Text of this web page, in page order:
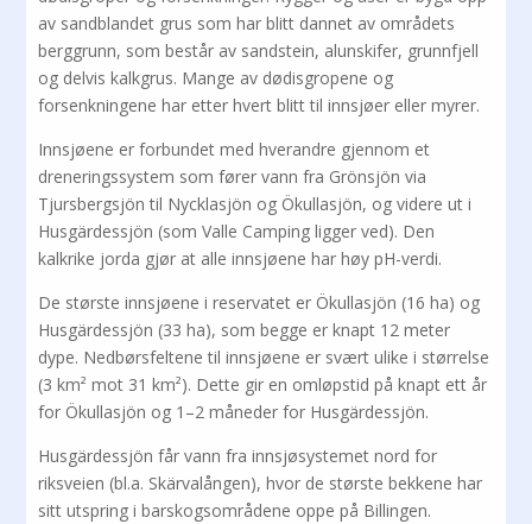
av sandblandet grus som har blitt dannet av områdets
berggrunn, som består av sandstein, alunskifer, grunnfjell
og delvis kalkgrus. Mange av dødisgropene og
forsenkningene har etter hvert blitt til innsjøer eller myrer.
Innsjøene er forbundet med hverandre gjennom et
dreneringssystem som fører vann fra Grönsjön via
Tjursbergsjön til Nycklasjön og Ökullasjön, og videre ut i
Husgärdessjön (som Valle Camping ligger ved). Den
kalkrike jorda gjør at alle innsjøene har høy pH-verdi.
De største innsjøene i reservatet er Ökullasjön (16 ha) og
Husgärdessjön (33 ha), som begge er knapt 12 meter
dype. Nedbørsfeltene til innsjøene er svært ulike i størrelse
(3 km² mot 31 km²). Dette gir en omløpstid på knapt ett år
for Ökullasjön og 1–2 måneder for Husgärdessjön.
Husgärdessjön får vann fra innsjøsystemet nord for
riksveien (bl.a. Skärvalången), hvor de største bekkene har
sitt utspring i barskogsområdene oppe på Billingen.